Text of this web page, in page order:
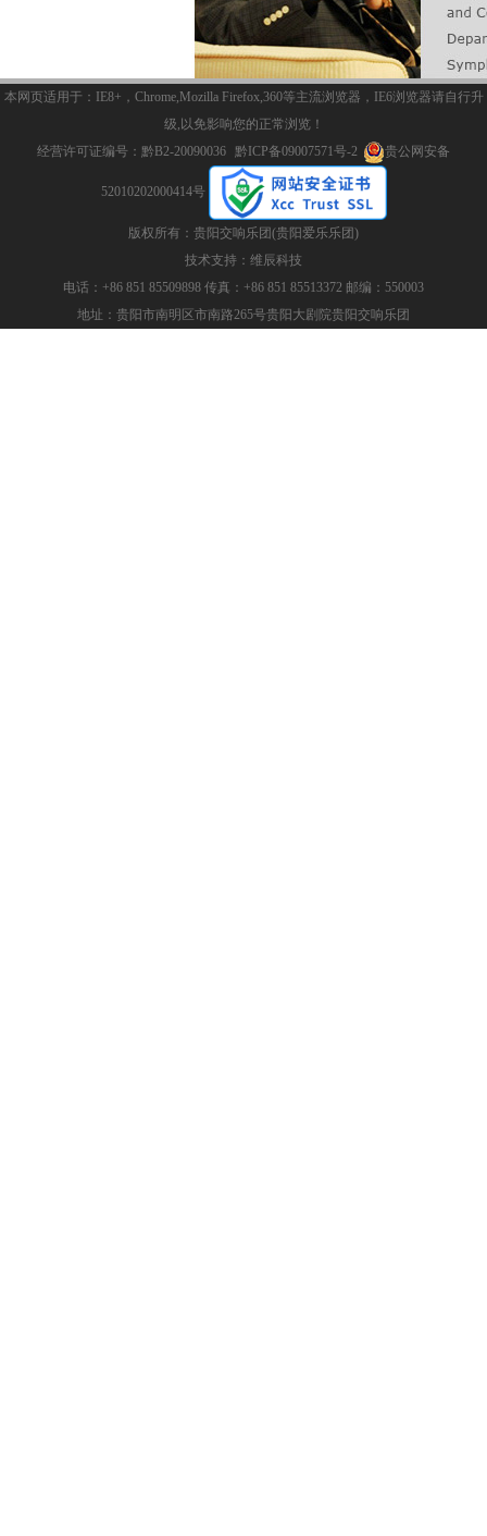
本网页适用于：IE8+，Chrome,Mozilla Firefox,360等主流浏览器，IE6浏览器请自行升
级,以免影响您的正常浏览！
经营许可证编号：黔B2-20090036
黔ICP备09007571号-2 贵公网安备
52010202000414号
版权所有：贵阳交响乐团(贵阳爱乐乐团)
技术支持： 维辰科技
电话：+86 851 85509898 传真：+86 851 85513372 邮编：550003
地址：贵阳市南明区市南路265号贵阳大剧院贵阳交响乐团